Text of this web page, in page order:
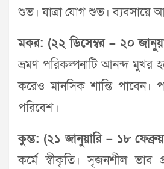
শুভ। যাত্রা যোগ শুভ। ব্যবসায়ে
মকর: (২২ ডিসেম্বর – ২০
ভ্রমণ পরিকল্পনাটি আনন্দ মুখর
করেও মানসিক শান্তি পাবেন।
পরিবেশ।
কুম্ভ: (২১ জানুয়ারি – ১৮
কর্মে স্বীকৃতি। সৃজনশীল ভাব